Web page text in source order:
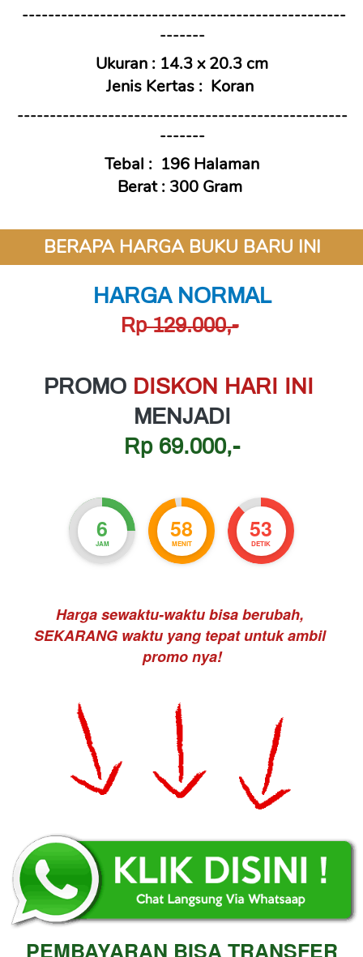
--------------------------------------------------
-------
Ukuran : 14.3 x 20.3 cm
Jenis Kertas : Koran
---------------------------------------------------
-------
Tebal : 196 Halaman
Berat : 300 Gram
BERAPA HARGA BUKU BARU INI
HARGA NORMAL
Rp 129.000,-
PROMO
MENJADI
Rp 69.000,-
6
JAM
58
MENIT
52
DETIK
Harga sewaktu-waktu bisa berubah,
SEKARANG waktu yang tepat untuk ambil
promo nya!
PEMBAYARAN BISA TRANSFER